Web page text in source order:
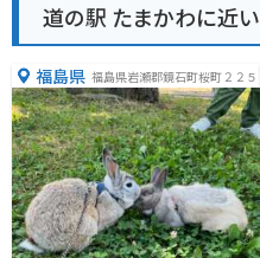
道の駅 たまかわに近
福島県 福島県岩瀬郡鏡石町桜町２２５